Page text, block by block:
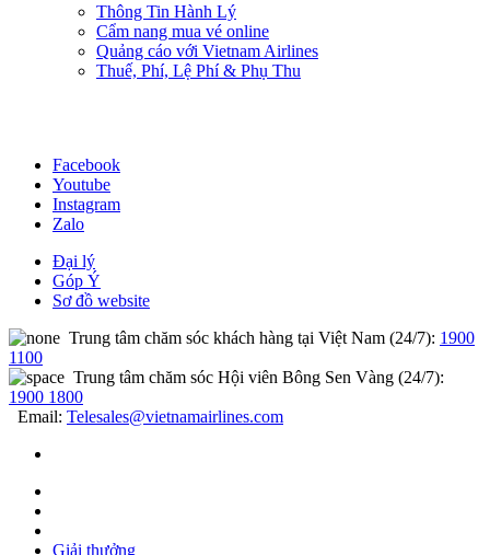
Thông Tin Hành Lý
Cẩm nang mua vé online
Quảng cáo với Vietnam Airlines
Thuế, Phí, Lệ Phí & Phụ Thu
Facebook
Youtube
Instagram
Zalo
Đại lý
Góp Ý
Sơ đồ website
Trung tâm chăm sóc khách hàng tại Việt Nam (24/7): 1900
1100
Trung tâm chăm sóc Hội viên Bông Sen Vàng (24/7):
1900 1800
Email: Telesales@vietnamairlines.com
Giải thưởng